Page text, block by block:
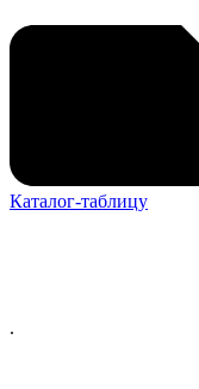
Каталог-таблицу
.